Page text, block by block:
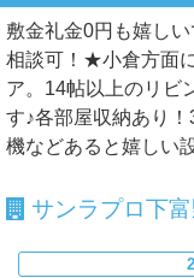
敷金礼金0円も嬉し
相談可！★小倉方面
ア。14帖以上のリビ
す♪各部屋収納あり
機などあると嬉しい
サンラプロ下